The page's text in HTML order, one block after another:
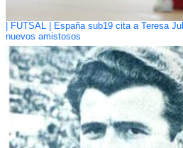
| FUTSAL | España sub19 cita a Teresa
nuevos amistosos